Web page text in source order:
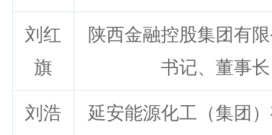
刘红
旗
陕西金融控股集团有
书记、董事长
刘浩
延安能源化工（集团